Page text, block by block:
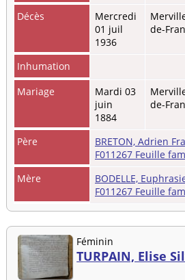
Décès
Mercredi
01 juil
1936
de-
Inhumation
Mariage
Mardi 03
juin
1884
de-
Père BRETON, Adrien
F011267 Feuille
Mère
BODELLE,
F011267 Feuille
Féminin
TURPAIN, Elise